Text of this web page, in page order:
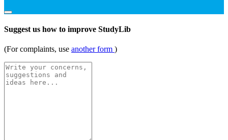
Suggest us how to improve StudyLib
(For complaints, use another form )